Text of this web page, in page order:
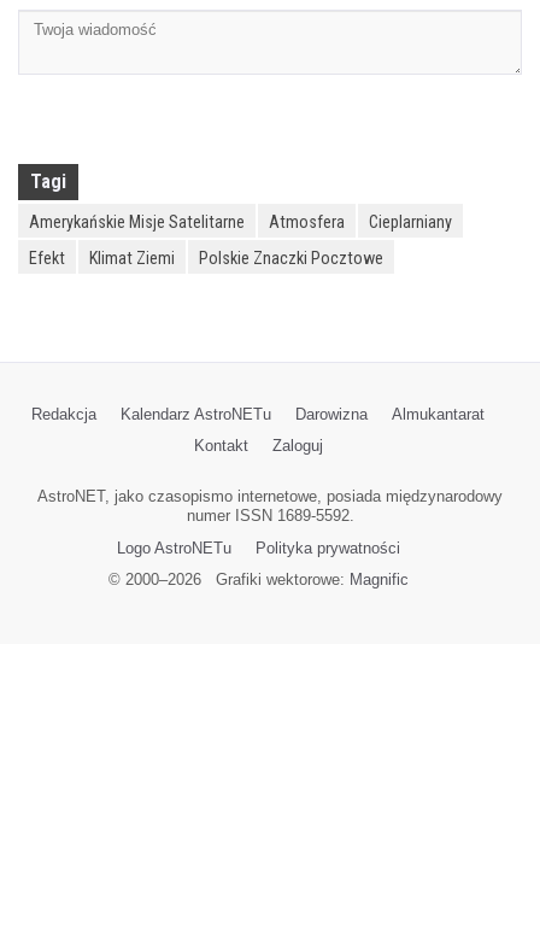
Tagi
Amerykańskie Misje Satelitarne Atmosfera
Cieplarniany
Efekt
Klimat Ziemi Polskie Znaczki Pocztowe
Redakcja Kalendarz AstroNETu Darowizna
Almukantarat
Kontakt
Zaloguj
AstroNET, jako czasopismo internetowe, posiada międzynarodowy
numer ISSN 1689-5592.
Logo AstroNETu
Polityka prywatności
© 2000–2026Grafiki wektorowe: Magnific